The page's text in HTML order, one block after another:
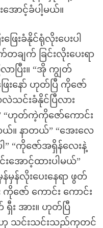
ောင့်ခံပါ့မယ်။
ြေးခံနိုင်ရုံလိုးပေးပါ
က် ခြင်းလိုးပေးရာ
ပြီး။ “အို ကျွတ်
ေးနော် ဟုတ်ပြီ ကိုဇော်
လဲသင်းခံနိုင်ပြီလား
“ဟုတ်ကဲ့ကိုဇော်ကောင်း
။ နာတယ်” “အေးလေ
“ကိုဇော်အရှိန်လေးနဲ့
ောင့်ထားပါမယ်”
န်လိုးပေးနေရာ ဖွတ်
ဇော် ကောင်း ကောင်း
အား။ ဟုတ်ပြီ
ဟု သင်းသင်းသည်ကုတင်